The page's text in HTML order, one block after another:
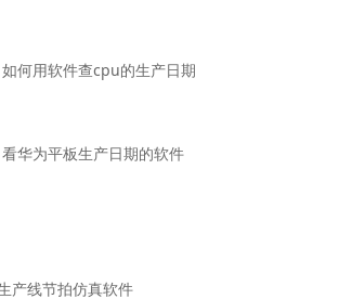
如何用软件查cpu的生产日期
看华为平板生产日期的软件
产线节拍仿真软件